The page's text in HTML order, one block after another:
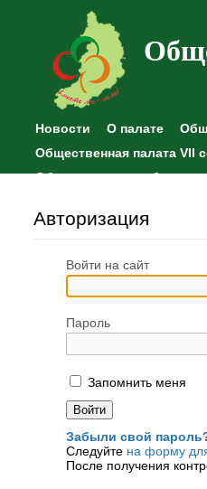
Новости О палате
Общественная палата VII
Общественные
Авторизация
Войти на сайт
Пароль
Запомнить меня
Забыли свой
Следуйте на форму
После получения